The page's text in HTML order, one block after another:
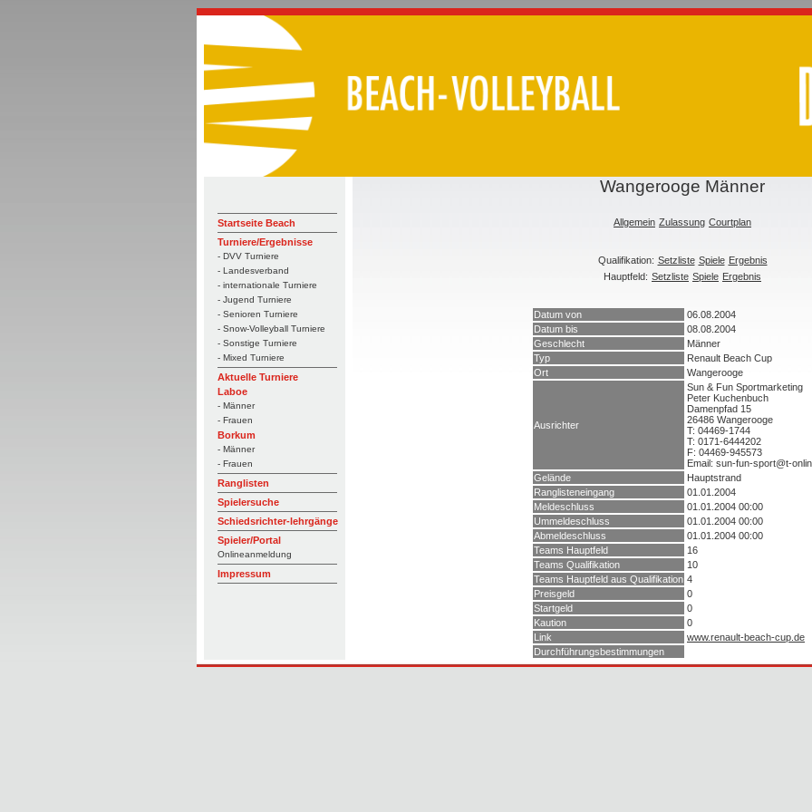
Startseite Beach
Turniere/Ergebnisse
- DVV Turniere
- Landesverband
- internationale Turniere
- Jugend Turniere
- Senioren Turniere
- Snow-Volleyball Turniere
- Sonstige Turniere
- Mixed Turniere
Aktuelle Turniere
Laboe
- Männer
- Frauen
Borkum
- Männer
- Frauen
Ranglisten
Spielersuche
Schiedsrichter-lehrgänge
Spieler/Portal
Onlineanmeldung
Impressum
Wangerooge Männer
Allgemein Zulassung Courtplan
Qualifikation: Setzliste Spiele Ergebnis
Hauptfeld: Setzliste Spiele Ergebnis
Datum von
06.08.2004
Datum bis
08.08.2004
Geschlecht
Männer
Typ
Renault Beach Cup
Ort
Wangerooge
Ausrichter
Sun & Fun Sportmarketing
Peter Kuchenbuch
Damenpfad 15
26486 Wangerooge
T: 04469-1744
T: 0171-6444202
F: 04469-945573
Email: sun-fun-sport@t-
Gelände
Hauptstrand
Ranglisteneingang
01.01.2004
Meldeschluss
01.01.2004 00:00
Ummeldeschluss
01.01.2004 00:00
Abmeldeschluss
01.01.2004 00:00
Teams Hauptfeld
16
Teams Qualifikation
10
Teams Hauptfeld aus Qualifikation 4
Preisgeld
0
Startgeld
0
Kaution
0
Link
www.renault-beach-cup.de
Durchführungsbestimmungen